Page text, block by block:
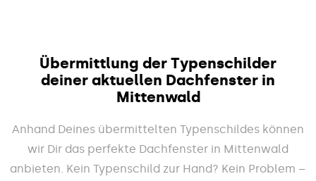
Übermittlung der Typenschilder
deiner aktuellen Dachfenster in
Mittenwald
Anhand Deines übermittelten Typenschildes können
wir Dir das perfekte Dachfenster in Mittenwald
anbieten. Kein Typenschild zur Hand? Kein Problem –